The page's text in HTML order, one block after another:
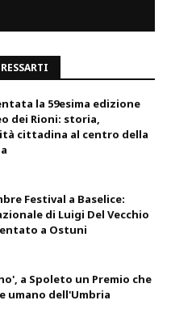
la 59esima edizione
dei Rioni: storia,
cittadina al centro della
Festival a Baselice:
di Luigi Del Vecchio
a Ostuni
a Spoleto un Premio che
umano dell'Umbria